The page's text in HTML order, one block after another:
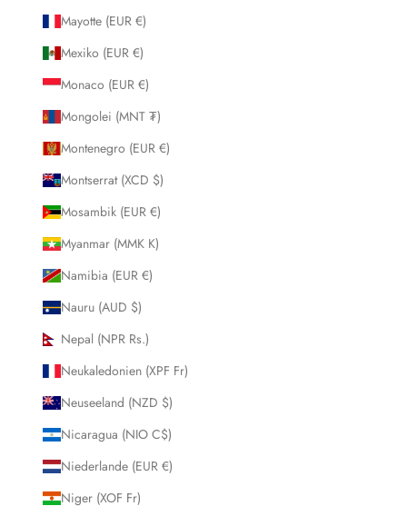
Mayotte (EUR €)
Mexiko (EUR €)
Monaco (EUR €)
Mongolei (MNT ₮)
Montenegro (EUR €)
Montserrat (XCD $)
Mosambik (EUR €)
Myanmar (MMK K)
Namibia (EUR €)
Nauru (AUD $)
Nepal (NPR Rs.)
Neukaledonien (XPF Fr)
Neuseeland (NZD $)
Nicaragua (NIO C$)
Niederlande (EUR €)
Niger (XOF Fr)